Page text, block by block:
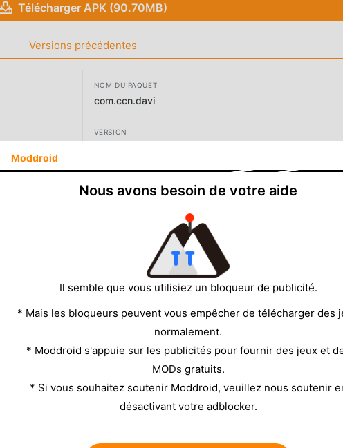
Télécharger APK (90.70MB)
Versions précédentes
NOM DU PAQUET
com.ccn.davi
VERSION
LeanMinds
Moddroid
Nous avons besoin de votre aide
Il semble que vous utilisiez un bloqueur de publicité.
* Mais les bloqueurs peuvent vous empêcher de télécharger des
normalement.
* Moddroid s'appuie sur les publicités pour fournir des jeux et
MODs gratuits.
* Si vous souhaitez soutenir Moddroid, veuillez nous soutenir
désactivant votre adblocker.